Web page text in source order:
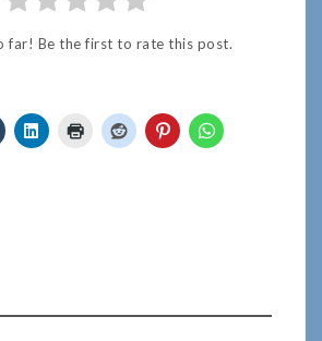
far! Be the first to rate this post.